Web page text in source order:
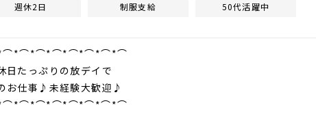
週休2日 制服支給 50代活躍中
たっぷりの放デイで
お仕事♪未経験大歓迎♪